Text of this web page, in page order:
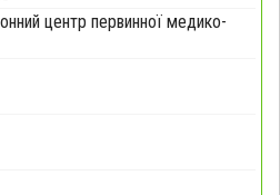
центр первинної медико-